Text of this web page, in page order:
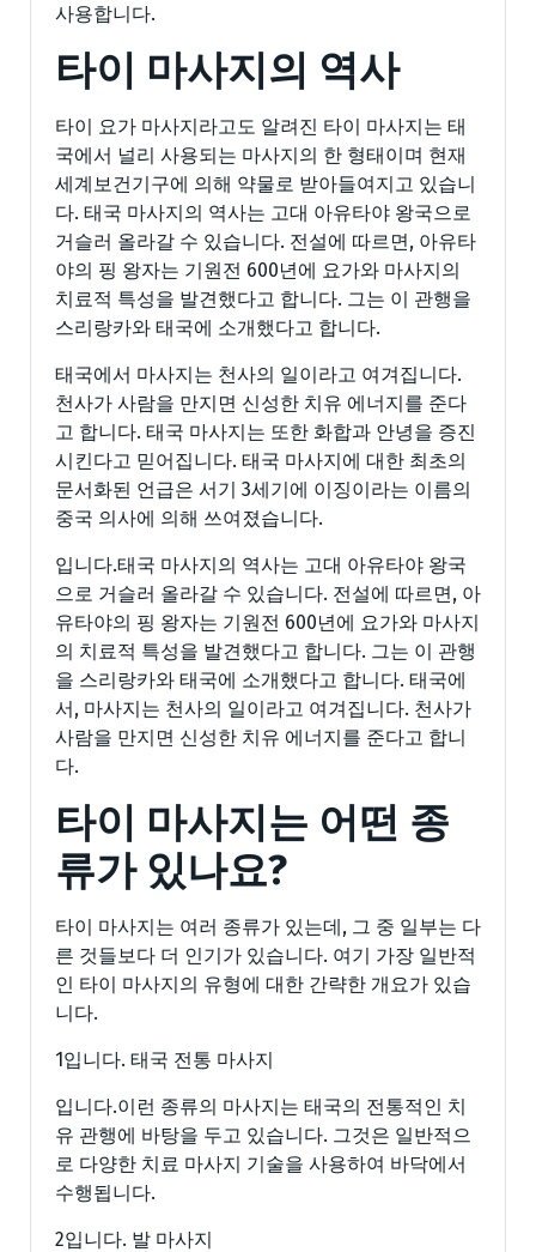
사용합니다.
타이 마사지의 역사
타이 요가 마사지라고도 알려진 타이 마사지는 태
국에서 널리 사용되는 마사지의 한 형태이며 현재
세계보건기구에 의해 약물로 받아들여지고 있습니
다. 태국 마사지의 역사는 고대 아유타야 왕국으로
거슬러 올라갈 수 있습니다. 전설에 따르면, 아유타
야의 핑 왕자는 기원전 600년에 요가와 마사지의
치료적 특성을 발견했다고 합니다. 그는 이 관행을
스리랑카와 태국에 소개했다고 합니다.
태국에서 마사지는 천사의 일이라고 여겨집니다.
천사가 사람을 만지면 신성한 치유 에너지를 준다
고 합니다. 태국 마사지는 또한 화합과 안녕을 증진
시킨다고 믿어집니다. 태국 마사지에 대한 최초의
문서화된 언급은 서기 3세기에 이징이라는 이름의
중국 의사에 의해 쓰여졌습니다.
입니다.태국 마사지의 역사는 고대 아유타야 왕국
으로 거슬러 올라갈 수 있습니다. 전설에 따르면, 아
유타야의 핑 왕자는 기원전 600년에 요가와 마사지
의 치료적 특성을 발견했다고 합니다. 그는 이 관행
을 스리랑카와 태국에 소개했다고 합니다. 태국에
서, 마사지는 천사의 일이라고 여겨집니다. 천사가
사람을 만지면 신성한 치유 에너지를 준다고 합니
다.
타이 마사지는 어떤 종
류가 있나요?
타이 마사지는 여러 종류가 있는데, 그 중 일부는 다
른 것들보다 더 인기가 있습니다. 여기 가장 일반적
인 타이 마사지의 유형에 대한 간략한 개요가 있습
니다.
1입니다. 태국 전통 마사지
입니다.이런 종류의 마사지는 태국의 전통적인 치
유 관행에 바탕을 두고 있습니다. 그것은 일반적으
로 다양한 치료 마사지 기술을 사용하여 바닥에서
수행됩니다.
2입니다. 발 마사지